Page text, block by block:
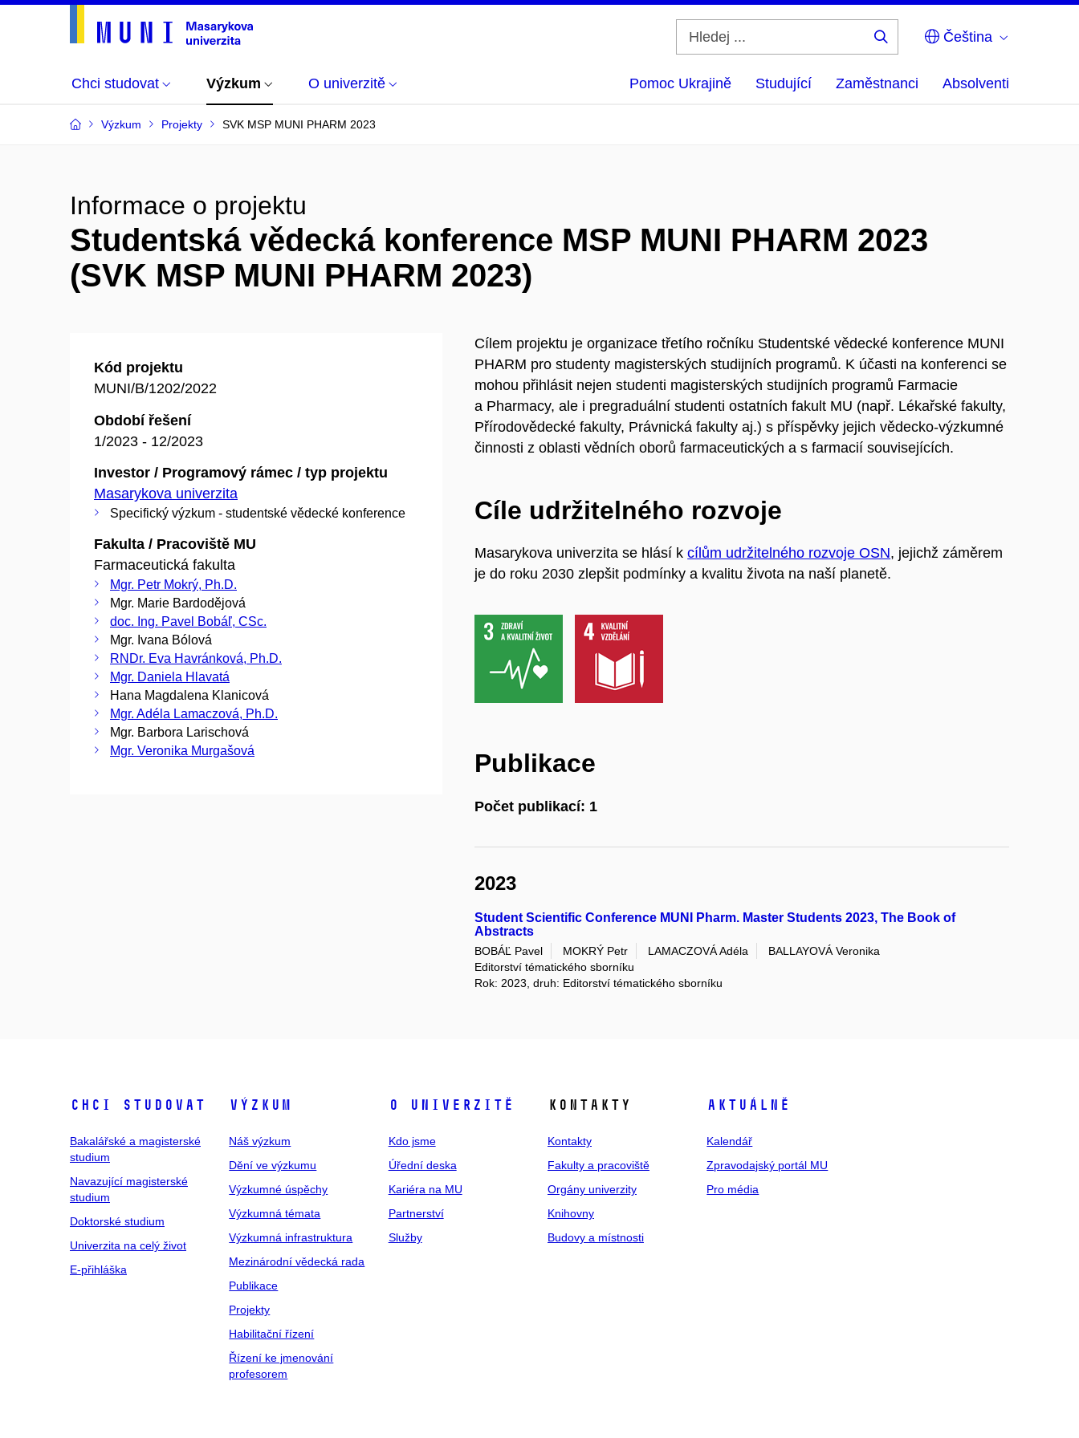
Čeština
Chci studovat Výzkum O univerzitě Pomoc Ukrajině Studující Zaměstnanci Absolventi
Výzkum Projekty SVK MSP MUNI PHARM 2023
Informace o projektu
Studentská vědecká konference MSP MUNI PHARM 2023
(SVK MSP MUNI PHARM 2023)
Kód projektu
MUNI/B/1202/2022
Období řešení
1/2023 - 12/2023
Investor / Programový rámec / typ projektu
Masarykova univerzita
Specifický výzkum - studentské vědecké konference
Fakulta / Pracoviště MU
Farmaceutická fakulta
Mgr. Petr Mokrý, Ph.D.
Mgr. Marie Bardodějová
doc. Ing. Pavel Bobáľ, CSc.
Mgr. Ivana Bólová
RNDr. Eva Havránková, Ph.D.
Mgr. Daniela Hlavatá
Hana Magdalena Klanicová
Mgr. Adéla Lamaczová, Ph.D.
Mgr. Barbora Larischová
Mgr. Veronika Murgašová
Cílem projektu je organizace třetího ročníku Studentské vědecké konference MUNI
PHARM pro studenty magisterských studijních programů. K účasti na konferenci se
mohou přihlásit nejen studenti magisterských studijních programů Farmacie
a Pharmacy, ale i pregraduální studenti ostatních fakult MU (např. Lékařské fakulty,
Přírodovědecké fakulty, Právnická fakulty aj.) s příspěvky jejich vědecko-výzkumné
činnosti z oblasti vědních oborů farmaceutických a s farmacií souvisejících.
Cíle udržitelného rozvoje
Masarykova univerzita se hlásí kcílům udržitelného rozvoje OSN, jejichž záměrem
je do roku 2030 zlepšit podmínky a kvalitu života na naší planetě.
Publikace
Počet publikací: 1
2023
Student Scientific Conference MUNI Pharm. Master Students 2023, The Book of
Abstracts
BOBÁĽ Pavel MOKRÝ Petr LAMACZOVÁ Adéla
BALLAYOVÁ Veronika
Editorství tématického sborníku
Rok: 2023, druh: Editorství tématického sborníku
Chci studovat
Bakalářské a magisterské
studium
Navazující magisterské
studium
Doktorské studium
Univerzita na celý život
E-přihláška
Výzkum
Náš výzkum
Dění ve výzkumu
Výzkumné úspěchy
Výzkumná témata
Výzkumná infrastruktura
Mezinárodní vědecká rada
Publikace
Projekty
Habilitační řízení
Řízení ke jmenování
profesorem
O univerzitě
Kdo jsme
Úřední deska
Kariéra na MU
Partnerství
Služby
Kontakty
Kontakty
Fakulty a pracoviště
Orgány univerzity
Knihovny
Budovy a místnosti
Aktuálně
Kalendář
Zpravodajský portál MU
Pro média